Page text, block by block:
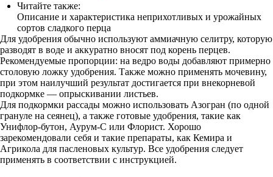
Читайте также:
Описание и характеристика неприхотливых и урожайных
сортов сладкого перца
Для удобрения обычно используют аммиачную селитру, которую
разводят в воде и аккуратно вносят под корень перцев.
Рекомендуемые пропорции: на ведро воды добавляют примерно
столовую ложку удобрения. Также можно применять мочевину,
при этом наилучший результат достигается при внекорневой
подкормке — опрыскивании листьев.
Для подкормки рассады можно использовать Азогран (по одной
грануле на сеянец), а также готовые удобрения, такие как
Унифлор-бутон, Аурум-С или Флорист. Хорошо
зарекомендовали себя и такие препараты, как Кемира и
Агрикола для пасленовых культур. Все удобрения следует
применять в соответствии с инструкцией.